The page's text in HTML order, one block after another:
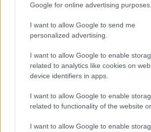
Google for online advertising purposes.
I want to allow Google to send me
personalized advertising.
I want to allow Google to enable
related to analytics like cookies on
device identifiers in apps.
I want to allow Google to enable
related to functionality of the website
I want to allow Google to enable
„NEM TÖBB EZER EMBERRE
EGY VÁLOGATOTT